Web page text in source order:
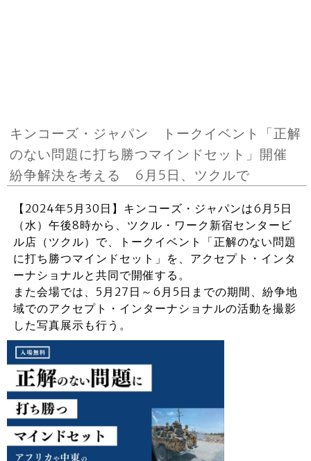
キンコーズ・ジャパン トークイベント「正解
のない問題に打ち勝つマインドセット」開催
紛争解決を考える 6月5日、ツクルで
【2024年5月30日】キンコーズ・ジャパンは6月5日
（水）午後8時から、ツクル・ワーク新宿センタービ
ル店（ツクル）で、トークイベント「正解のない問題
に打ち勝つマインドセット」を、アクセプト・インタ
ーナショナルと共同で開催する。
また会場では、5月27日～6月5日までの期間、紛争地
域でのアクセプト・インターナショナルの活動を撮影
した写真展示も行う。